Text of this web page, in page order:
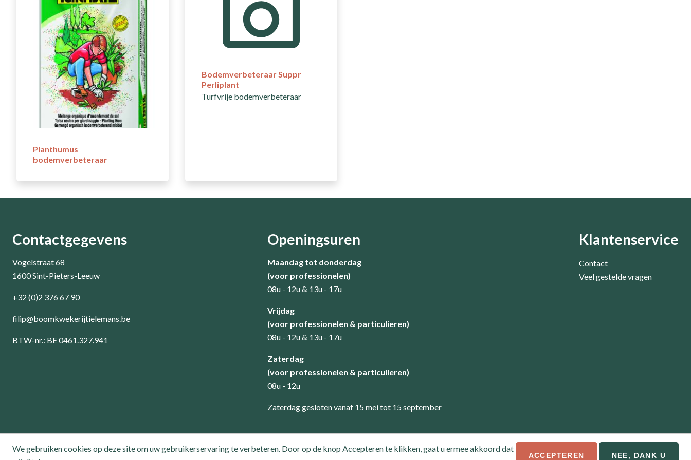
Planthumus
bodemverbeteraar
Bodemverbeteraar Suppr
Perliplant
Turfvrije bodemverbeteraar
Contactgegevens
Vogelstraat 68
1600 Sint-Pieters-Leeuw
+32 (0)2 376 67 90
filip@boomkwekerijtielemans.be
BTW-nr.: BE 0461.327.941
Openingsuren
Maandag tot donderdag
(voor professionelen)
08u - 12u & 13u - 17u
​Vrijdag
(voor professionelen & particulieren)
08u - 12u & 13u - 17u
Zaterdag
(voor professionelen & particulieren)
08u - 12u
Zaterdag gesloten vanaf 15 mei tot 15 september
Klantenservice
Contact
Veel gestelde vragen
We gebruiken cookies op deze site om uw gebruikerservaring te verbeteren. Door op de knop Accepteren te klikken, gaat u ermee akkoord dat
ACCEPTEREN NEE, DANK U